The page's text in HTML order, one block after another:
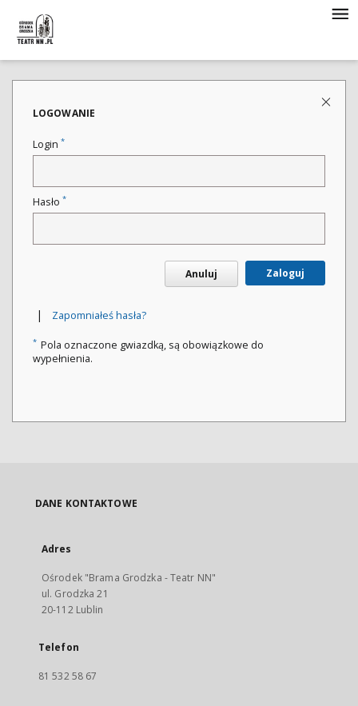
LOGOWANIE
Login *
Hasło *
Anuluj Zaloguj
| Zapomniałeś hasła?
* Pola oznaczone gwiazdką, są obowiązkowe do
wypełnienia.
DANE KONTAKTOWE
Adres
Ośrodek "Brama Grodzka - Teatr NN"
ul. Grodzka 21
20-112 Lublin
Telefon
81 532 58 67